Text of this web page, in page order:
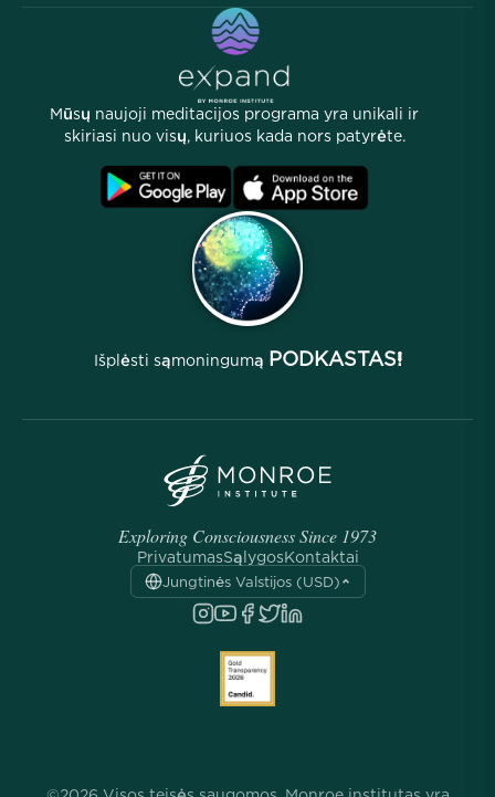
Straipsniai
Partnerių programa
Vietos
Mūsų naujoji meditacijos programa yra unikali ir
skiriasi nuo visų, kuriuos kada nors patyrėte.
Išplėsti sąmoningumą PODKASTAS!
Exploring Consciousness Since 1973
PrivatumasSąlygosKontaktai
Jungtinės Valstijos (USD)